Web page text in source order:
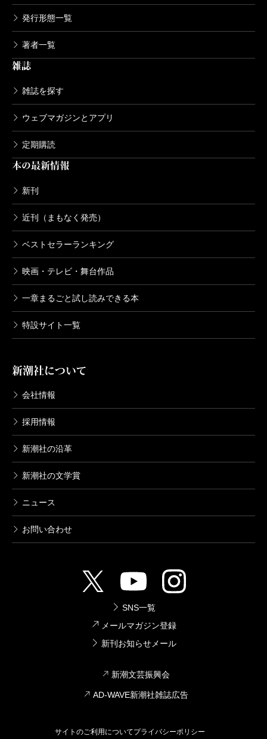
発行形態一覧
著者一覧
雑誌
雑誌を探す
ウェブマガジンとアプリ
定期購読
本の最新情報
新刊
近刊（まもなく発売）
ベストセラーランキング
映画・テレビ・舞台作品
一章まるごと試し読みできる本
特設サイト一覧
新潮社について
会社情報
採用情報
新潮社の沿革
新潮社の文学賞
ニュース
お問い合わせ
SNS一覧
メールマガジン登録
新刊お知らせメール
新潮文芸振興会
AD-WAVE新潮社雑誌広告
サイトのご利用についてプライバシーポリシー